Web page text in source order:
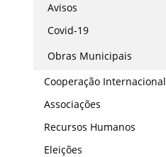
Avisos
Covid-19
Obras Municipais
Cooperação Internacional
Associações
Recursos Humanos
Eleições